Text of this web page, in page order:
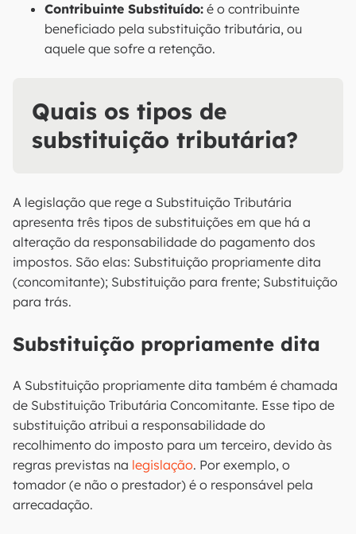
Contribuinte Substituído: é o contribuinte
beneficiado pela substituição tributária, ou
aquele que sofre a retenção.
Quais os tipos de
substituição tributária?
A legislação que rege a Substituição Tributária
apresenta três tipos de substituições em que há a
alteração da responsabilidade do pagamento dos
impostos. São elas: Substituição propriamente dita
(concomitante); Substituição para frente; Substituição
para trás.
Substituição propriamente dita
A Substituição propriamente dita também é chamada
de Substituição Tributária Concomitante. Esse tipo de
substituição atribui a responsabilidade do
recolhimento do imposto para um terceiro, devido às
regras previstas na legislação. Por exemplo, o
tomador (e não o prestador) é o responsável pela
arrecadação.